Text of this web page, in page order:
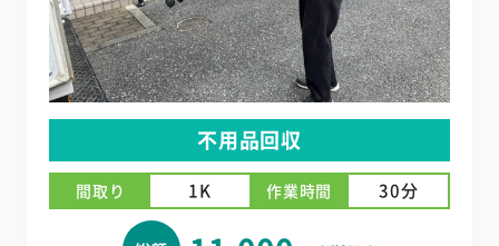
不用品回収
間取り 1K 作業時間 30分